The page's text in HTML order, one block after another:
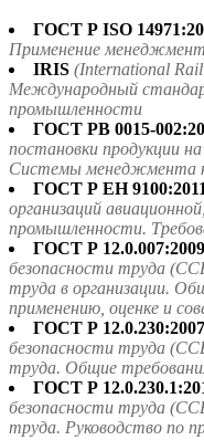
ГОСТ Р ISO
Применение
IRIS (International
Международный
промышленности
ГОСТ РВ 0015-
постановки продукции
Системы менеджмента
ГОСТ Р ЕН
организаций
промышленности.
ГОСТ Р
безопасности труда
труда в организации.
применению, оценке и
ГОСТ Р
безопасности труда
труда. Общие
ГОСТ Р
безопасности труда
труда. Руководство по